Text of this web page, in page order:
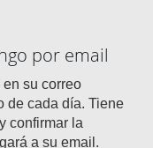
por email
en su correo
de cada día. Tiene
confirmar la
a su email.